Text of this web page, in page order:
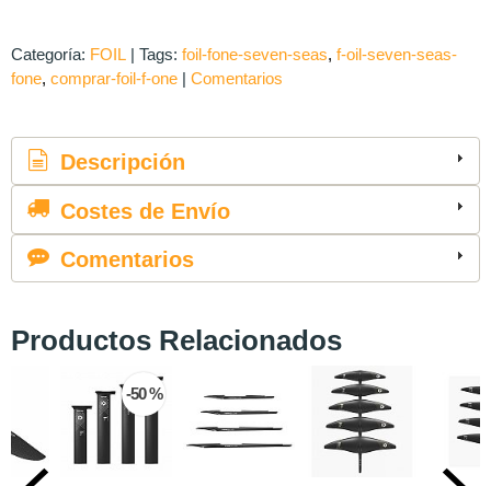
Categoría: FOIL | Tags: foil-fone-seven-seas f-oil-seven-seas-
fone comprar-foil-f-one | Comentarios
Descripción
Costes de Envío
Comentarios
Productos Relacionados
-50 %